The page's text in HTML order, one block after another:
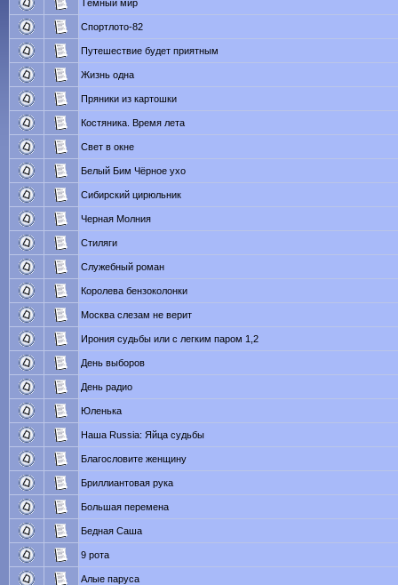
Тёмный мир
Спортлото-82
Путешествие будет приятным
Жизнь одна
Пряники из картошки
Костяника. Время лета
Свет в окне
Белый Бим Чёрное ухо
Сибирский цирюльник
Черная Молния
Стиляги
Служебный роман
Королева бензоколонки
Москва слезам не верит
Ирония судьбы или с легким паром 1,2
День выборов
День радио
Юленька
Наша Russia: Яйца судьбы
Благословите женщину
Бриллиантовая рука
Большая перемена
Бедная Саша
9 рота
Алые паруса